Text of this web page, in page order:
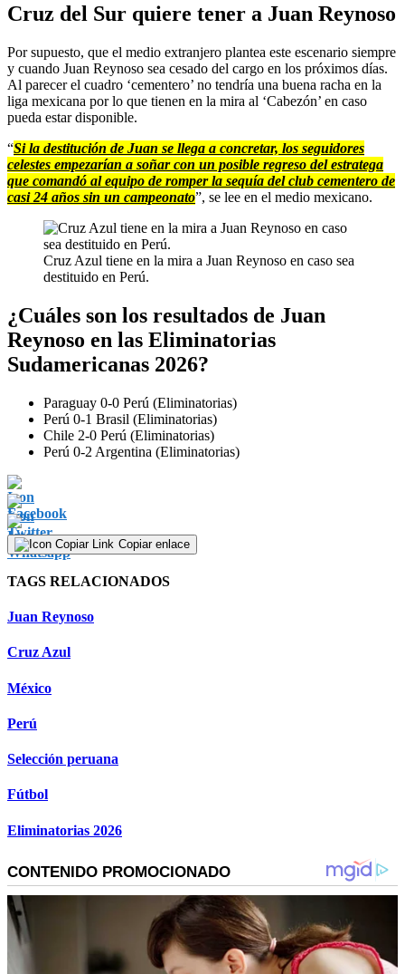
Cruz del Sur quiere tener a Juan Reynoso
Por supuesto, que el medio extranjero plantea este escenario siempre
y cuando Juan Reynoso sea cesado del cargo en los próximos días.
Al parecer el cuadro ‘cementero’ no tendría una buena racha en la
liga mexicana por lo que tienen en la mira al ‘Cabezón’ en caso
pueda estar disponible.
“Si la destitución de Juan se llega a concretar, los seguidores
celestes empezarían a soñar con un posible regreso del estratega
que comandó al equipo de romper la sequía del club cementero de
casi 24 años sin un campeonato”, se lee en el medio mexicano.
Cruz Azul tiene en la mira a Juan Reynoso en caso sea
destituido en Perú.
¿Cuáles son los resultados de Juan
Reynoso en las Eliminatorias
Sudamericanas 2026?
Paraguay 0-0 Perú (Eliminatorias)
Perú 0-1 Brasil (Eliminatorias)
Chile 2-0 Perú (Eliminatorias)
Perú 0-2 Argentina (Eliminatorias)
Copiar enlace
TAGS RELACIONADOS
Juan Reynoso
Cruz Azul
México
Perú
Selección peruana
Fútbol
Eliminatorias 2026